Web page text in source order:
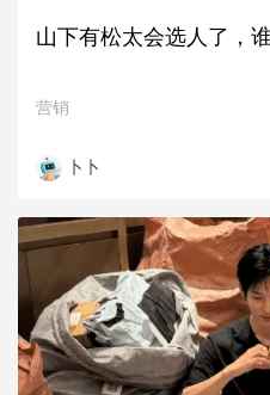
山下有松太会选人了，
营销
卜卜